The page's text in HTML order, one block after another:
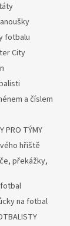
fotbalu
City
a číslem
PRO TÝMY
hřiště
překážky,
na fotbal